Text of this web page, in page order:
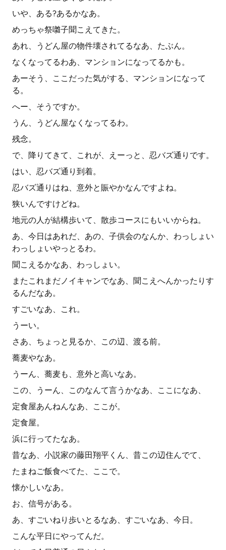
いや、ある?あるかなあ。
めっちゃ祭囃子聞こえてきた。
あれ、うどん屋の物件壊されてるなあ、たぶん。
なくなってるわあ、マンションになってるかも。
あーそう、ここだった気がする、マンションになって
る。
へー、そうですか。
うん、うどん屋なくなってるわ。
残念。
で、降りてきて、これが、えーっと、忍バズ通りです。
はい、忍バズ通り到着。
忍バズ通りはね、意外と賑やかなんですよね。
狭いんですけどね。
地元の人が結構歩いて、散歩コースにもいいからね。
あ、今日はあれだ、あの、子供会のなんか、わっしょい
わっしょいやっとるわ。
聞こえるかなあ、わっしょい。
またこれまだノイキャンでなあ、聞こえへんかったりす
るんだなあ。
すごいなあ、これ。
うーい。
さあ、ちょっと見るか、この辺、渡る前。
蕎麦やなあ。
うーん、蕎麦も、意外と高いなあ。
この、うーん、このなんて言うかなあ、ここになあ、
定食屋あんねんなあ、ここが。
定食屋。
浜に行ってたなあ。
昔なあ、小説家の藤田翔平くん、昔この辺住んでて、
たまねご飯食べてた、ここで。
懐かしいなあ。
お、信号がある。
あ、すごいねり歩いとるなあ、すごいなあ、今日。
こんな平日にやってんだ。